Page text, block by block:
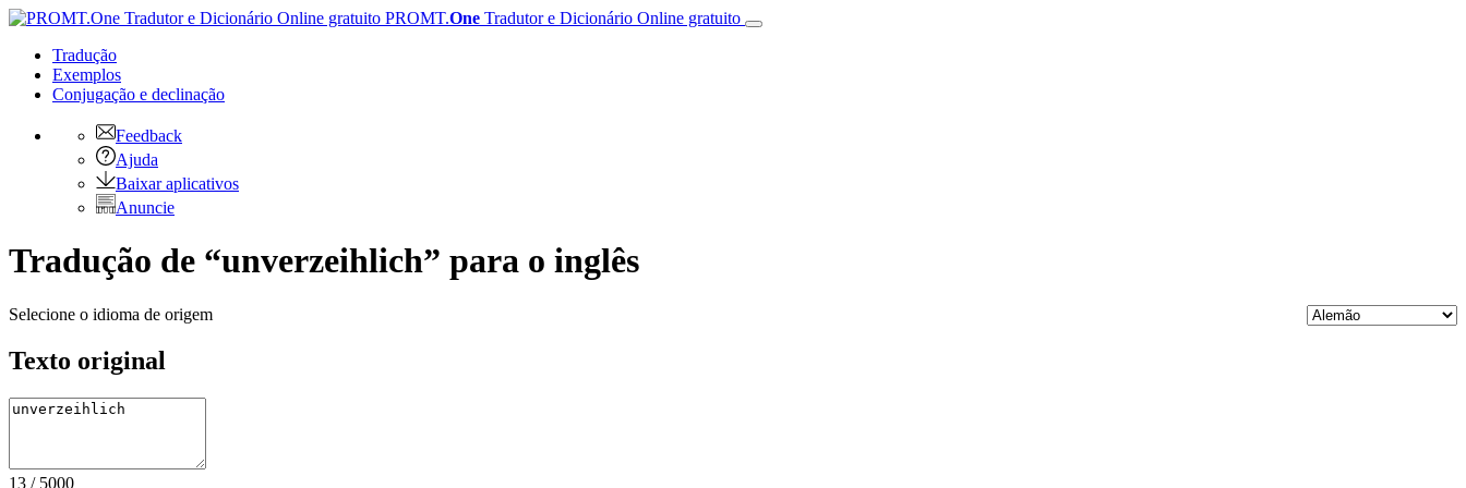
PROMT.One Tradutor e Dicionário Online gratuito
Tradução
Exemplos
Conjugação e declinação
Feedback
Ajuda
Baixar aplicativos
Anuncie
Tradução de “unverzeihlich” para o inglês
Selecione o idioma de origem
Texto original
13 / 5000